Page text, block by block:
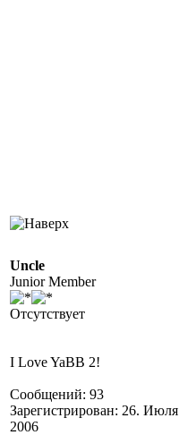
Uncle
Junior Member
Отсутствует
I Love YaBB 2!
Сообщений: 93
Зарегистрирован: 26. Июля
2006